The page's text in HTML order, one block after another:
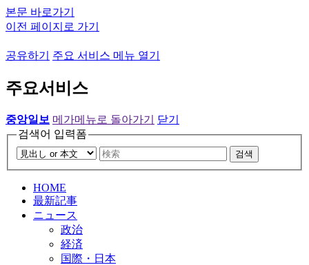
본문 바로가기
이전 페이지로 가기
공유하기 주요 서비스 메뉴 열기
주요서비스
중앙일보 메가메뉴로 돌아가기
닫기
검색어 입력폼
검색
HOME
最新記事
ニュース
政治
経済
国際・日本